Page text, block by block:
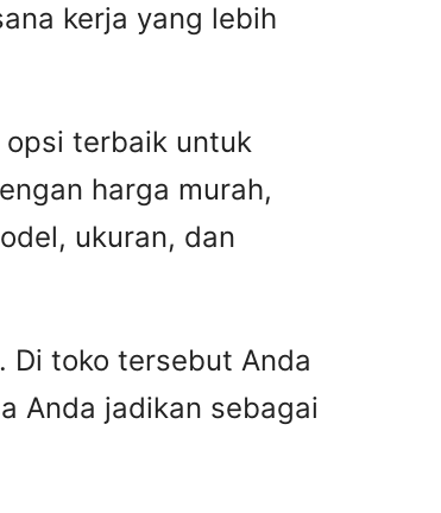
kerja yang lebih
terbaik untuk
harga murah,
ukuran, dan
Di toko tersebut Anda
Anda jadikan sebagai